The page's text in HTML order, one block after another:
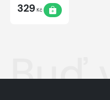
329 Kč
Buď